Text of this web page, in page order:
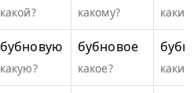
какой? какому?
бубновую
какую?
бубновое
какое?